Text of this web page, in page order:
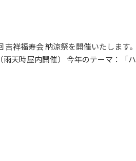
祥福寿会 納涼祭を開催いたします。
天時屋内開催） 今年のテーマ：「ハ